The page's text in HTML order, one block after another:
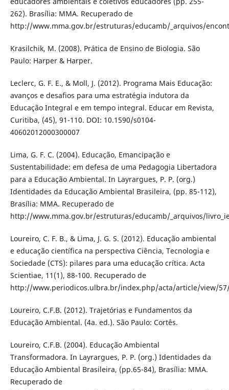
262). Brasília: MMA. Recuperado de
http://www.mma.gov.br/estruturas/educamb/_arquivos/
Krasilchik, M. (2008). Prática de Ensino de Biologia. São
Paulo: Harper & Harper.
Leclerc, G. F. E., & Moll, J. (2012). Programa Mais Educação:
avanços e desafios para uma estratégia indutora da
Educação Integral e em tempo integral. Educar em Revista,
Curitiba, (45), 91-110. DOI: 10.1590/s0104-
40602012000300007
Lima, G. F. C. (2004). Educação, Emancipação e
Sustentabilidade: em defesa de uma Pedagogia Libertadora
para a Educação Ambiental. In Layrargues, P. P. (org.)
Identidades da Educação Ambiental Brasileira, (pp. 85-112),
Brasília: MMA. Recuperado de
http://www.mma.gov.br/estruturas/educamb/_arquivos/
Loureiro, C. F. B., & Lima, J. G. S. (2012). Educação ambiental
e educação científica na perspectiva Ciência, Tecnologia e
Sociedade (CTS): pilares para uma educação crítica. Acta
Scientiae, 11(1), 88-100. Recuperado de
http://www.periodicos.ulbra.br/index.php/acta/article/view/
Loureiro, C.F.B. (2012). Trajetórias e Fundamentos da
Educação Ambiental. (4a. ed.). São Paulo: Cortês.
Loureiro, C.F.B. (2004). Educação Ambiental
Transformadora. In Layrargues, P. P. (org.) Identidades da
Educação Ambiental Brasileira, (pp.65-84), Brasília: MMA.
Recuperado de